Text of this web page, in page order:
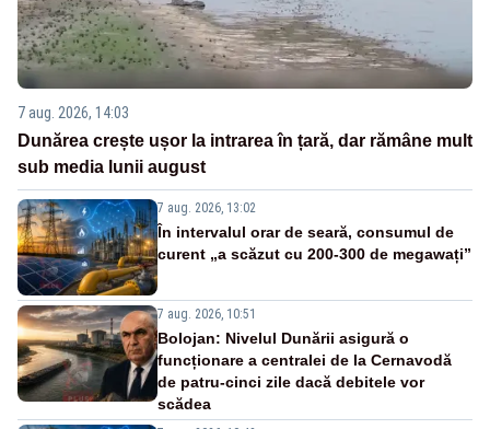
7 aug. 2026, 14:03
Dunărea crește ușor la intrarea în țară, dar rămâne mult
sub media lunii august
7 aug. 2026, 13:02
În intervalul orar de seară, consumul de
curent „a scăzut cu 200-300 de megawați”
7 aug. 2026, 10:51
Bolojan: Nivelul Dunării asigură o
funcționare a centralei de la Cernavodă
de patru-cinci zile dacă debitele vor
scădea